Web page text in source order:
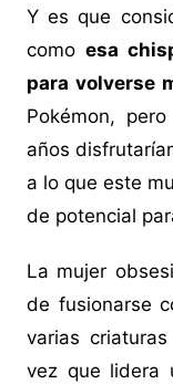
Y es que
como esa
para volverse
Pokémon,
años
a lo que este
de potencial
La mujer
de fusionarse
varias
vez que lidera